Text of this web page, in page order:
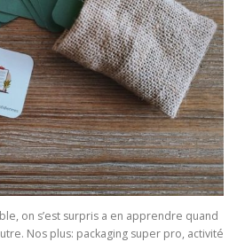
on s’est surpris a en apprendre quand
Nos plus: packaging super pro, activité